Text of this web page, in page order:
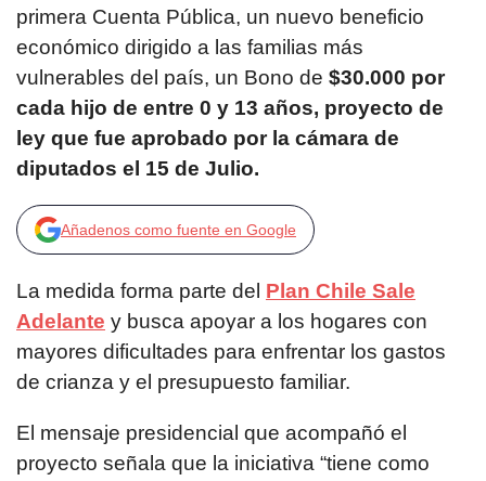
primera Cuenta Pública, un nuevo beneficio
económico dirigido a las familias más
vulnerables del país, un Bono de $30.000 por
cada hijo de entre 0 y 13 años, proyecto de
ley que fue aprobado por la cámara de
diputados el 15 de Julio.
Añadenos como fuente en Google
La medida forma parte del Plan Chile Sale
Adelante y busca apoyar a los hogares con
mayores dificultades para enfrentar los gastos
de crianza y el presupuesto familiar.
El mensaje presidencial que acompañó el
proyecto señala que la iniciativa “tiene como